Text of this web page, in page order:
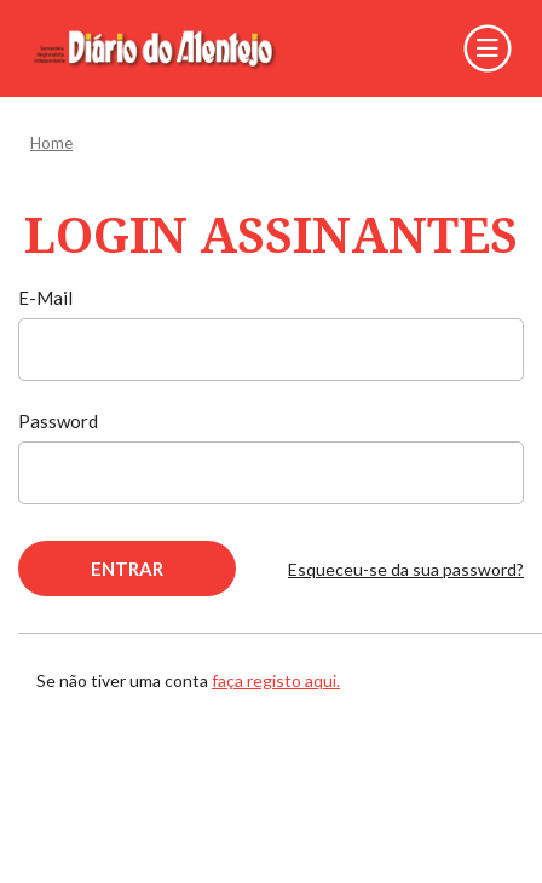
Home
LOGIN ASSINANTES
E-Mail
Password
Esqueceu-se da sua password?
Se não tiver uma conta faça registo aqui.